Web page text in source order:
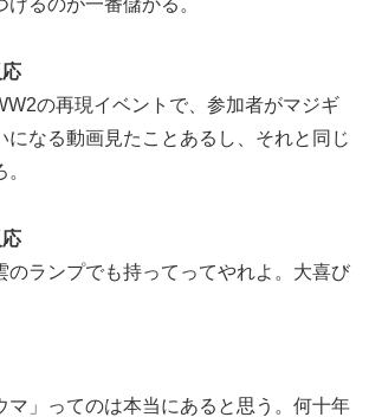
けるのが一番儲かる。
の再現イベントで、参加者がマジギ
になる動画見たことあるし、それと同じ
のランプでも持ってってやれよ。大喜び
マ」ってのは本当にあると思う。何十年